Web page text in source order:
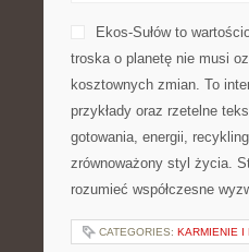
Ekos-Sułów to
troska o planetę nie musi
kosztownych zmian. To
przykłady oraz rzetelne
gotowania, energii,
zrównoważony styl życia.
rozumieć współczesne
CATEGORIES: KARMIENIE I